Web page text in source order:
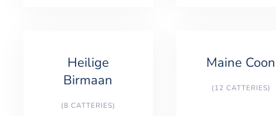
Heilige
Birmaan
(8 CATTERIES)
Maine Coon
(12 CATTERIES)